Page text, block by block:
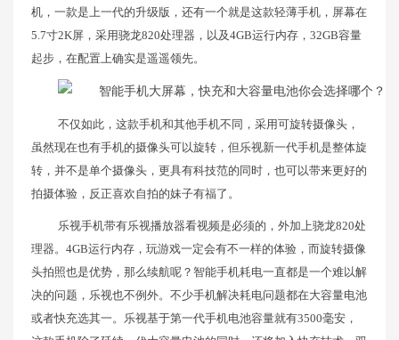
机，一款是上一代的升级版，还有一个就是这款轻薄手机，屏幕在
5.7寸2K屏，采用骁龙820处理器，以及4GB运行内存，32GB容量
起步，在配置上确实是遥遥领先。
不仅如此，这款手机和其他手机不同，采用可旋转摄像头，
虽然现在也有手机的摄像头可以旋转，但乐视新一代手机是整体旋
转，并不是单个摄像头，更具有科技范的同时，也可以带来更好的
拍摄体验，反正喜欢自拍的妹子有福了。
乐视手机带有乐视播放器看视频是必须的，外加上骁龙820处
理器。4GB运行内存，玩游戏一定会有不一样的体验，而旋转摄像
头拍照也是优势，那么续航呢？智能手机耗电一直都是一个难以解
决的问题，乐视也不例外。不少手机解决耗电问题都在大容量电池
或者快充选其一。乐视基于第一代手机电池容量就有3500毫安，